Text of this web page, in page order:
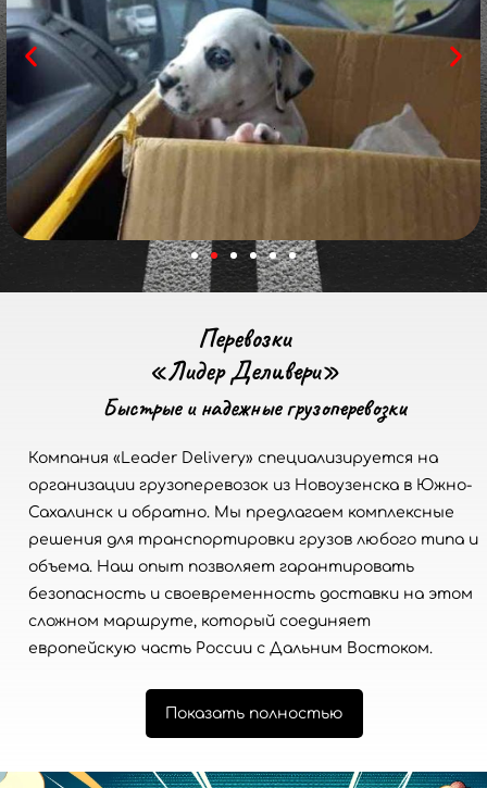
Перевозки
«Лидер Деливери»
Быстрые и надежные грузоперевозки
Компания «Leader Delivery» специализируется на
организации грузоперевозок из Новоузенска в Южно-
Сахалинск и обратно. Мы предлагаем комплексные
решения для транспортировки грузов любого типа и
объема. Наш опыт позволяет гарантировать
безопасность и своевременность доставки на этом
сложном маршруте, который соединяет
европейскую часть России с Дальним Востоком.
Показать полностью